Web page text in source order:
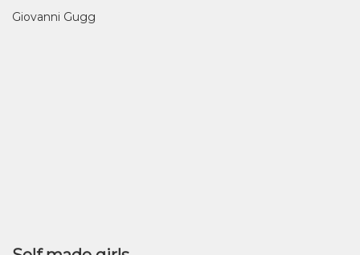
Giovanni Gugg